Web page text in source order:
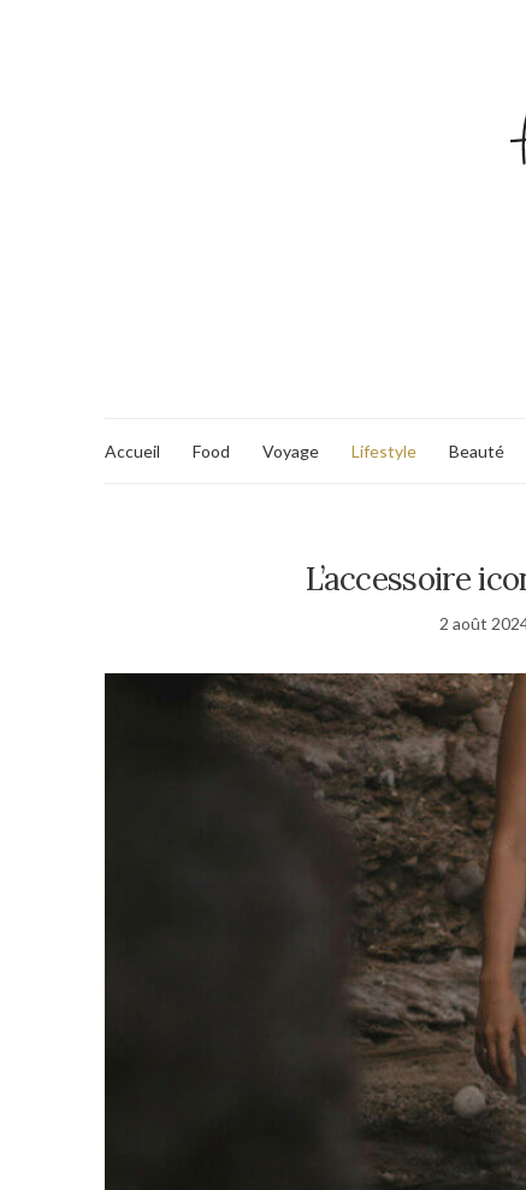
Accueil Food Voyage Lifestyle Beauté
L’accessoire
2 août